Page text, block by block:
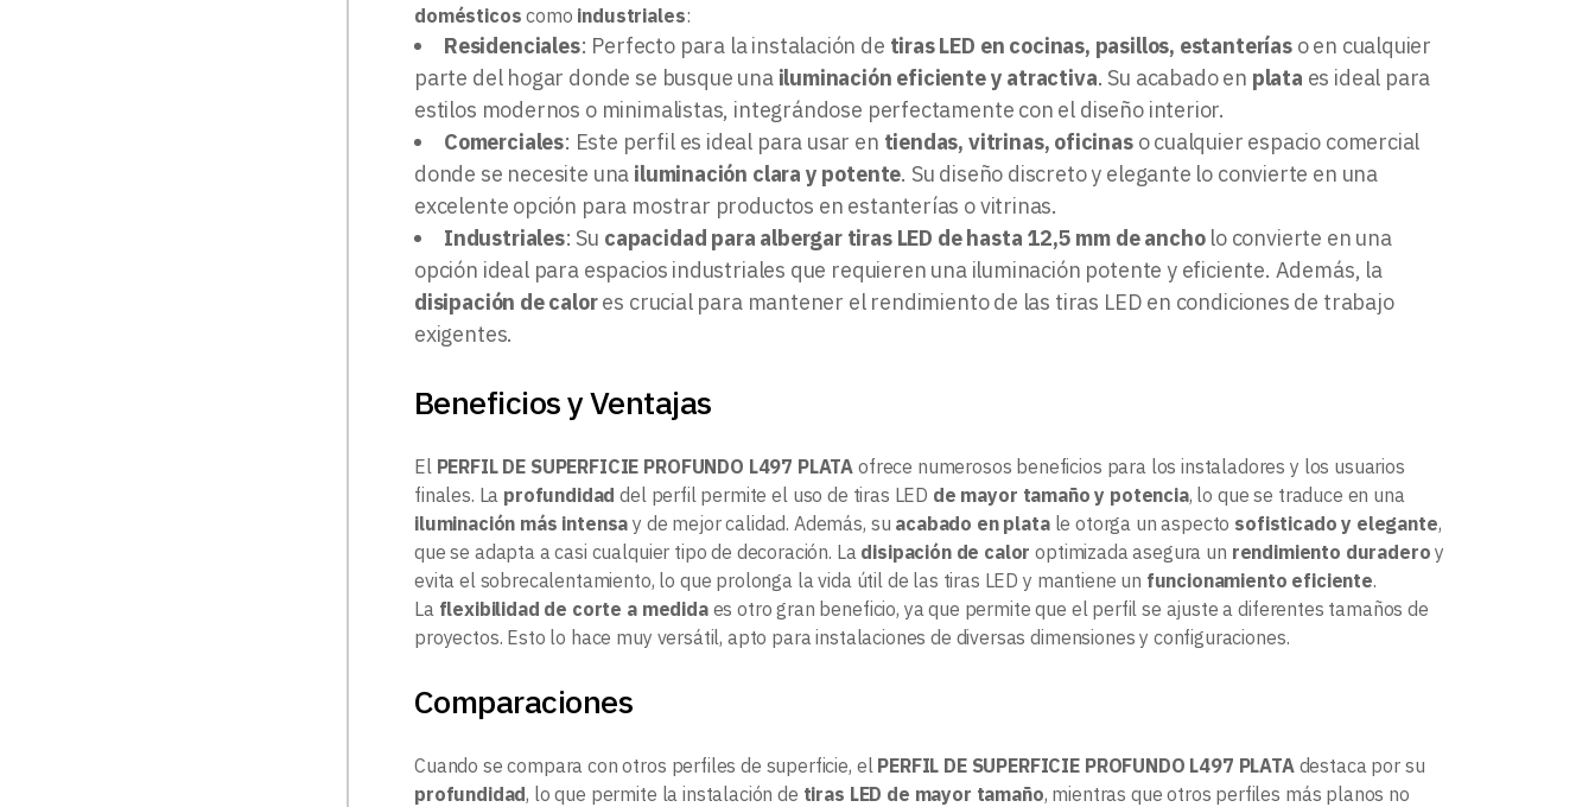
domésticos como industriales:
Residenciales: Perfecto para la instalación de tiras LED en cocinas, pasillos, estanteríaso en cualquier
parte del hogar donde se busque una iluminación eficiente y atractiva. Su acabado en plata es ideal para
estilos modernos o minimalistas, integrándose perfectamente con el diseño interior.
Comerciales: Este perfil es ideal para usar en tiendas, vitrinas, oficinaso cualquier espacio comercial
donde se necesite una iluminación clara y potente. Su diseño discreto y elegante lo convierte en una
excelente opción para mostrar productos en estanterías o vitrinas.
Industriales: Su capacidad para albergar tiras LED de hasta 12,5 mm de ancholo convierte en una
opción ideal para espacios industriales que requieren una iluminación potente y eficiente. Además, la
disipación de calores crucial para mantener el rendimiento de las tiras LED en condiciones de trabajo
exigentes.
Beneficios y Ventajas
El PERFIL DE SUPERFICIE PROFUNDO L497 PLATA ofrece numerosos beneficios para los instaladores y los usuarios
finales. La profundidad del perfil permite el uso de tiras LED de mayor tamaño y potencia, lo que se traduce en una
iluminación más intensa y de mejor calidad. Además, su acabado en platale otorga un aspecto sofisticado y elegante,
que se adapta a casi cualquier tipo de decoración. La disipación de calor optimizada asegura un rendimiento duradero y
evita el sobrecalentamiento, lo que prolonga la vida útil de las tiras LED y mantiene un funcionamiento eficiente.
La flexibilidad de corte a medidaes otro gran beneficio, ya que permite que el perfil se ajuste a diferentes tamaños de
proyectos. Esto lo hace muy versátil, apto para instalaciones de diversas dimensiones y configuraciones.
Comparaciones
Cuando se compara con otros perfiles de superficie, el PERFIL DE SUPERFICIE PROFUNDO L497 PLATAdestaca por su
profundidad, lo que permite la instalación de tiras LED de mayor tamaño, mientras que otros perfiles más planos no